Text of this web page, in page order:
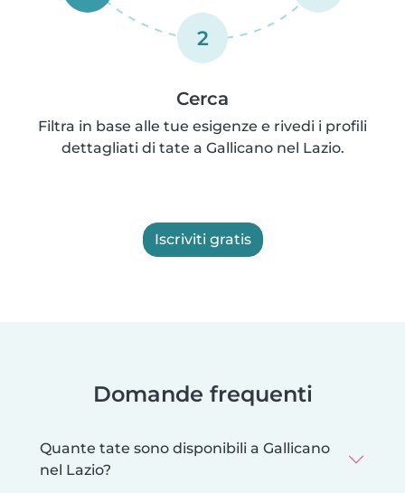
2
Cerca
Filtra in base alle tue esigenze e rivedi i profili
dettagliati di tate a Gallicano nel Lazio.
Iscriviti gratis
Domande frequenti
Quante tate sono disponibili a Gallicano
nel Lazio?